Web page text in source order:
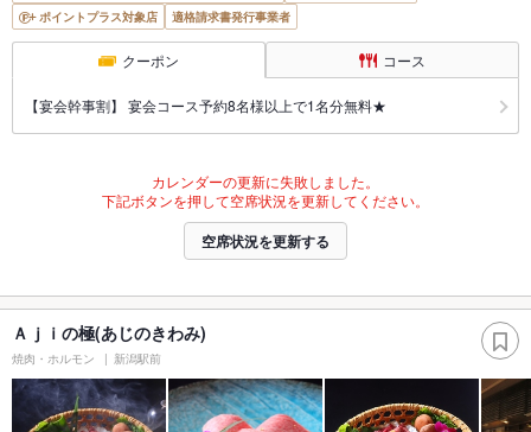
ポイントプラス対象店
適格請求書発行事業者
クーポン コース
【宴会幹事割】 宴会コース予約8名様以上で1名分無料★
カレンダーの更新に失敗しました。
下記ボタンを押して空席状況を更新してください。
空席状況を更新する
Ａｊｉの極(あじのきわみ)
焼肉・ホルモン 新潟駅前